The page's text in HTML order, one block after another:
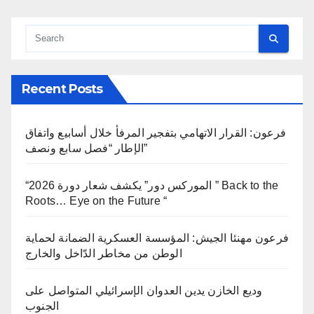
Recent Posts
فرعون: القرار الاتهامي بتفجير المرفأ خلال أسابيع واتفاق
الإطار “فصل سابع ونصف”
“الموركس دور” يكشف شعار دورة 2026 ” Back to the
Roots… Eye on the Future “
فرعون مهنئا الجيش: المؤسسة العسكرية الضمانة لحماية
الوطن من مخاطر الدّاخل والخارج
وديع الخازن يدين العدوان الإسرائيلي المتواصل على
الجنوب